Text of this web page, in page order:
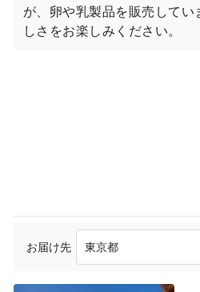
が、卵や乳製品を販売してい
しさをお楽しみください。
お届け先